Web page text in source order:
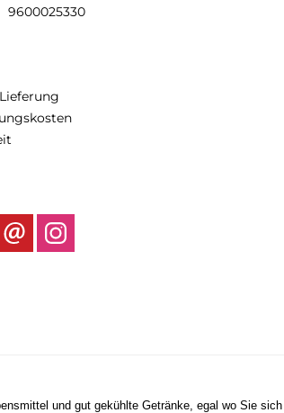
9600025330
und gut gekühlte Getränke, egal wo Sie